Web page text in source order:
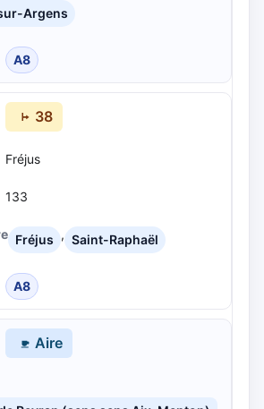
Argens
A8
38
Fréjus
133
Fréjus , Saint-Raphaël
A8
Aire